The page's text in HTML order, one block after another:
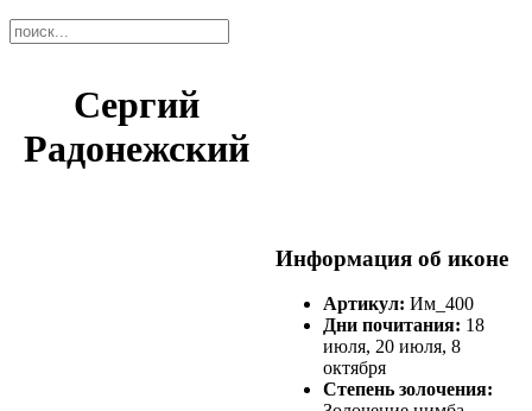
Сергий
Радонежский
Информация об иконе
Артикул: Им_400
Дни почитания: 18
июля, 20 июля, 8
октября
Степень золочения: